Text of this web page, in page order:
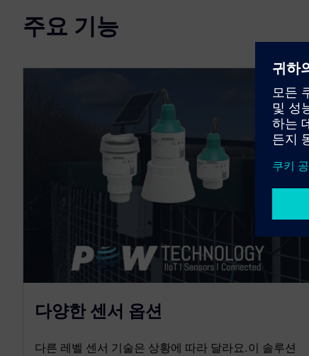
주요 기능
다양한 센서 옵션
다른 레벨 센서 기술은 상황에 따라 달라요.이 솔루션